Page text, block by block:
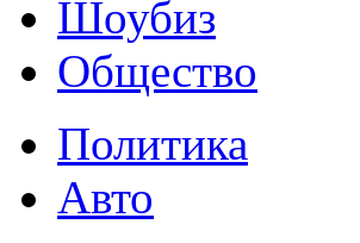
Шоубиз
Общество
Политика
Авто